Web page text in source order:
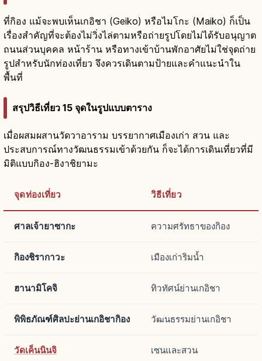
ที่กิอง แม้จะพบเห็นเกอิชา (Geiko) หรือไมโกะ (Maiko) ก็เป็น
เรื่องสำคัญที่จะต้องไม่วิ่งไล่ตามหรือถ่ายรูปโดยไม่ได้รับอนุญาต
ถนนส่วนบุคคล หน้าร้าน หรือทางเข้าบ้านพักอาศัยไม่ใช่จุดถ่าย
รูปสำหรับนักท่องเที่ยว จึงควรเดินตามป้ายและคำแนะนำใน
พื้นที่
สรุปวิธีเที่ยว 15 จุดในรูปแบบตาราง
เมื่อผสมผสานวัดวาอาราม บรรยากาศเมืองเก่า สวน และ
ประสบการณ์ทางวัฒนธรรมเข้าด้วยกัน ก็จะได้การเดินเที่ยวที่มี
มิติแบบกิอง-ฮิงาชิยามะ
จุดท่องเที่ยว วิธีเที่ยว
ศาลเจ้ายาซากะ ความศรัทธาของกิอง
กิองชิรากาวะ เมืองเก่าริมน้ำ
ฮานามิโคจิ ทิวทัศน์ย่านเกอิชา
พิพิธภัณฑ์ศิลปะย่านเกอิชากิอง วัฒนธรรมย่านเกอิชา
วัดเค็นนินจิ เซนและสวน